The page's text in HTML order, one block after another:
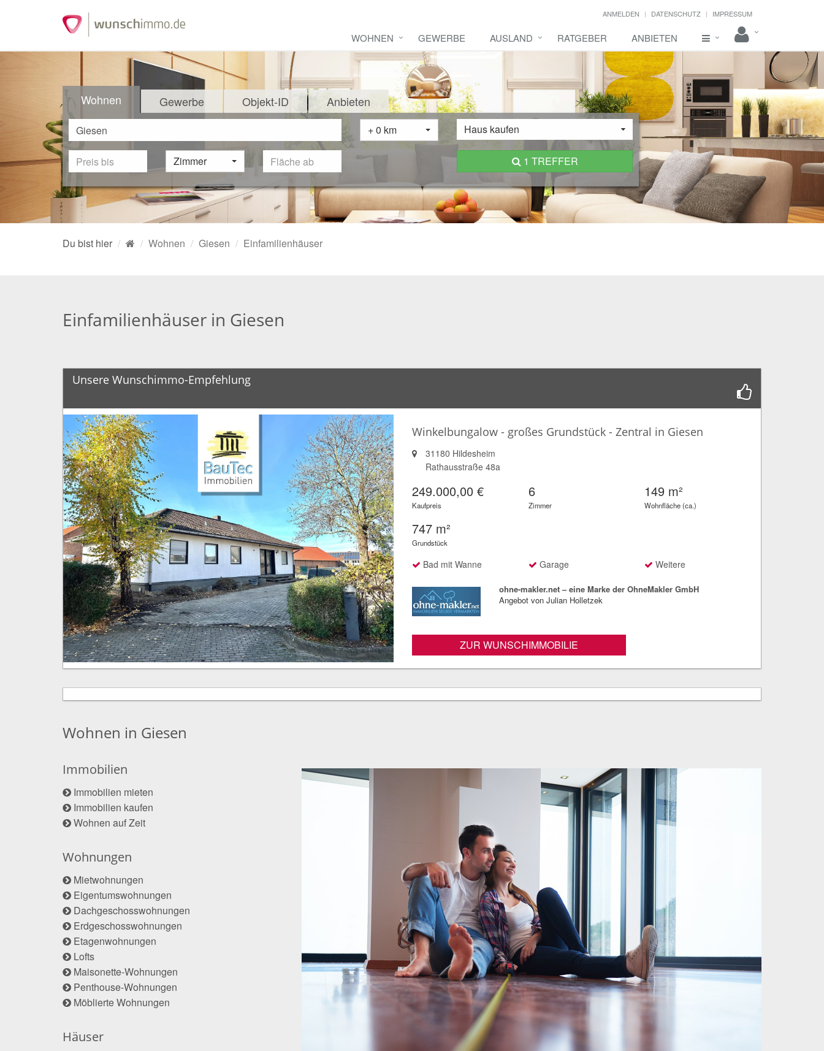
ANMELDEN DATENSCHUTZ IMPRESSUM
WOHNEN GEWERBE AUSLAND RATGEBER ANBIETEN
Wohnen Gewerbe Objekt-ID Anbieten
+ 0 km Haus kaufen
Zimmer 1 TREFFER
Du bist hier Wohnen Giesen Einfamilienhäuser
Einfamilienhäuser in Giesen
Unsere Wunschimmo-Empfehlung
Winkelbungalow - großes Grundstück - Zentral in Giesen
31180 Hildesheim
Rathausstraße 48a
249.000,00 €
Kaufpreis
6
Zimmer
149 m²
Wohnfläche (ca.)
747 m²
Grundstück
Bad mit Wanne Garage Weitere
ohne-makler.net – eine Marke der OhneMakler GmbH
Angebot von Julian Holletzek
ZUR WUNSCHIMMOBILIE
Wohnen in Giesen
Immobilien
Immobilien mieten
Immobilien kaufen
Wohnen auf Zeit
Wohnungen
Mietwohnungen
Eigentumswohnungen
Dachgeschosswohnungen
Erdgeschosswohnungen
Etagenwohnungen
Lofts
Maisonette-Wohnungen
Penthouse-Wohnungen
Möblierte Wohnungen
Häuser